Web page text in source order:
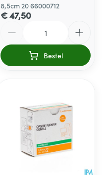
8,5cm 20 66000712
€ 47,50
Bestel